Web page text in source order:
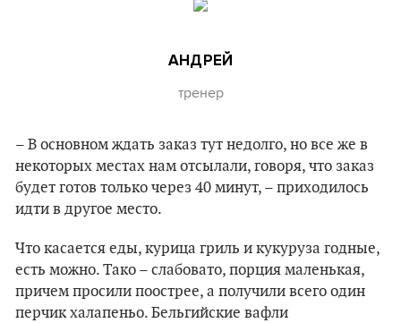
АНДРЕЙ
тренер
– В основном ждать заказ тут недолго, но все же в
некоторых местах нам отсылали, говоря, что заказ
будет готов только через 40 минут, – приходилось
идти в другое место.
Что касается еды, курица гриль и кукуруза годные,
есть можно. Тако – слабовато, порция маленькая,
причем просили поострее, а получили всего один
перчик халапеньо. Бельгийские вафли